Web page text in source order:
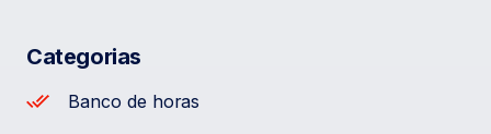
Categorias
Banco de horas